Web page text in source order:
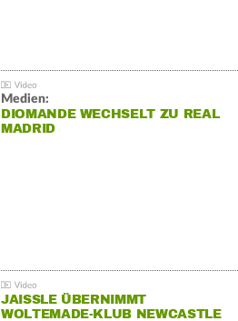
Medien:
DIOMANDE WECHSELT ZU REAL
MADRID
JAISSLE ÜBERNIMMT
WOLTEMADE-KLUB NEWCASTLE